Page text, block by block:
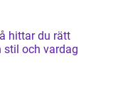
och vardag